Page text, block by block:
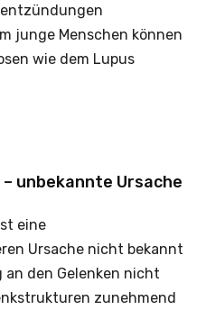
junge Menschen können
wie dem Lupus
unbekannte Ursache
eine
Ursache nicht bekannt
den Gelenken nicht
zunehmend